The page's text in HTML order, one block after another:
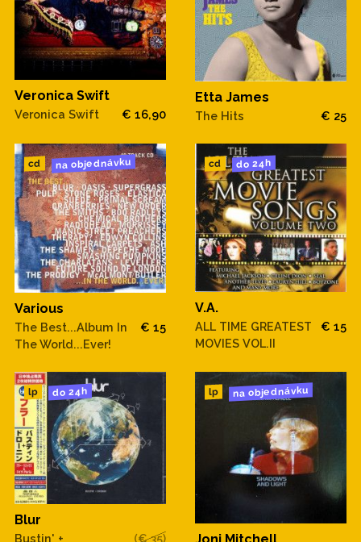
Veronica Swift
Veronica Swift € 16,90
Etta James
The Hits € 25
cd na objednávku
Various
The Best...Album In
The World...Ever!
€ 15
cd do 24h
V.A.
ALL TIME GREATEST
MOVIES VOL.II
€ 15
lp do 24h
Blur
Bustin' +
(€ 35)
lp na objednávku